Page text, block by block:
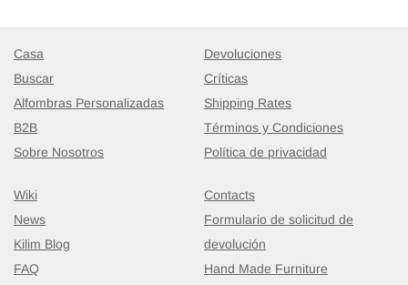
Casa
Buscar
Alfombras Personalizadas
B2B
Sobre Nosotros
Devoluciones
Críticas
Shipping Rates
Términos y Condiciones
Política de privacidad
Wiki
News
Kilim Blog
FAQ
Contacts
Formulario de solicitud de
devolución
Hand Made Furniture